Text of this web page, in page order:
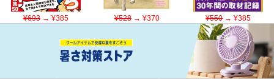
¥693→ ¥385 ¥528→ ¥370 ¥550→ ¥385